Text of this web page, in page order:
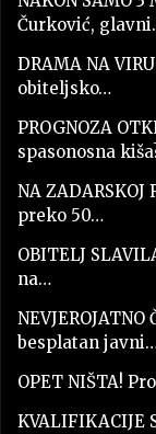
Čurković,
DRAMA NA
obiteljsko…
PROGNOZA
spasonosna
NA
preko 50…
OBITELJ
na…
besplatan
OPET NIŠTA!